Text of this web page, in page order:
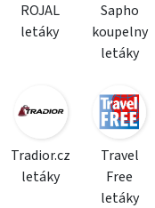
ROJAL
letáky
Sapho
koupelny
letáky
Tradior.cz
letáky
Travel
Free
letáky